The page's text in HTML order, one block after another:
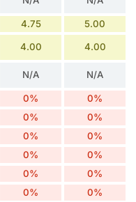
4.75 5.00
4.00 4.00
N/A N/A
0% 0%
0% 0%
0% 0%
0% 0%
0% 0%
0% 0%